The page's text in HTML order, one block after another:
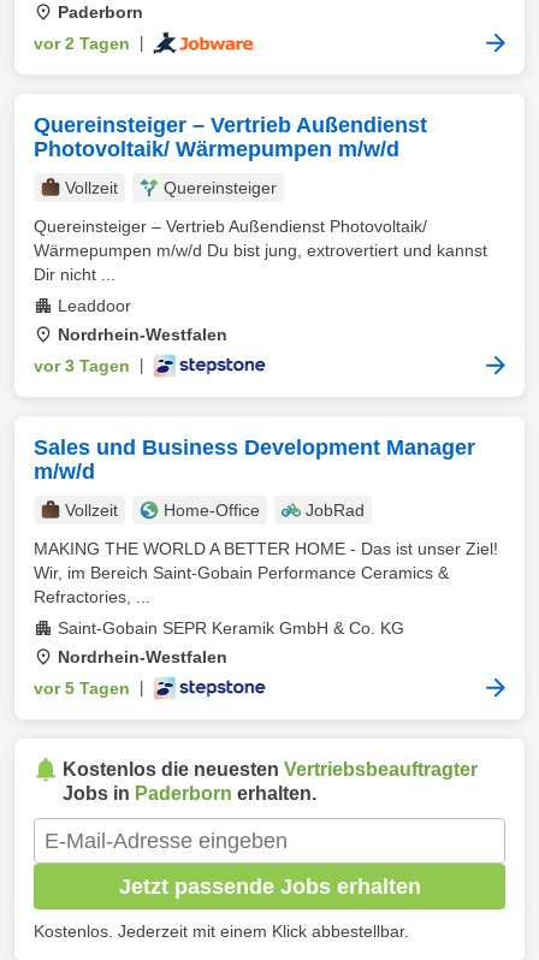
Paderborn
vor 2 Tagen
Quereinsteiger – Vertrieb Außendienst
Photovoltaik/ Wärmepumpen m/w/d
Vollzeit
Quereinsteiger
Quereinsteiger – Vertrieb Außendienst Photovoltaik/
Wärmepumpen m/w/d Du bist jung, extrovertiert und kannst
Dir nicht ...
Leaddoor
Nordrhein-Westfalen
vor 3 Tagen
Sales und Business Development Manager
m/w/d
Vollzeit Home-Office
JobRad
MAKING THE WORLD A BETTER HOME - Das ist unser Ziel!
Wir, im Bereich Saint-Gobain Performance Ceramics &
Refractories, ...
Saint-Gobain SEPR Keramik GmbH & Co. KG
Nordrhein-Westfalen
vor 5 Tagen
Kostenlos die neuesten Vertriebsbeauftragter
Jobs in Paderborn erhalten.
Jetzt passende Jobs erhalten
Kostenlos. Jederzeit mit einem Klick abbestellbar.